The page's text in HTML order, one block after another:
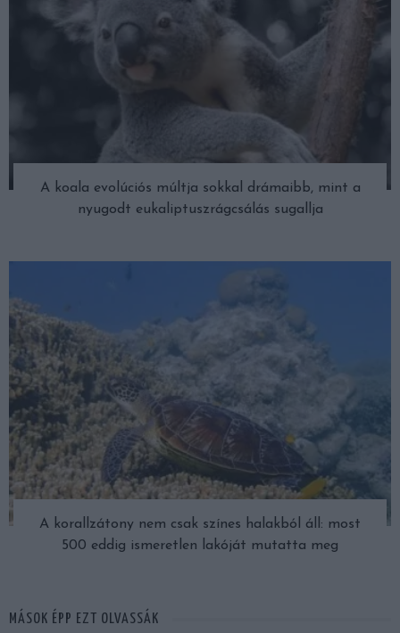
A koala evolúciós múltja sokkal drámaibb, mint a
nyugodt eukaliptuszrágcsálás sugallja
A korallzátony nem csak színes halakból áll: most
500 eddig ismeretlen lakóját mutatta meg
MÁSOK ÉPP EZT OLVASSÁK